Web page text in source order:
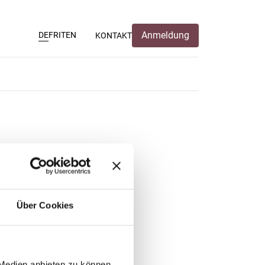
Über Cookies
DEFRITEN KONTAKT Anmeldung